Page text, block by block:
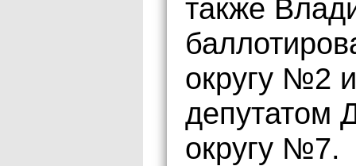
также
округу №2
депутатом
округу №7.